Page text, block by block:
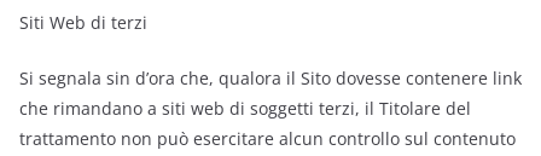
Siti Web di terzi
Si segnala sin d’ora che, qualora il Sito dovesse contenere link
che rimandano a siti web di soggetti terzi, il Titolare del
trattamento non può esercitare alcun controllo sul contenuto